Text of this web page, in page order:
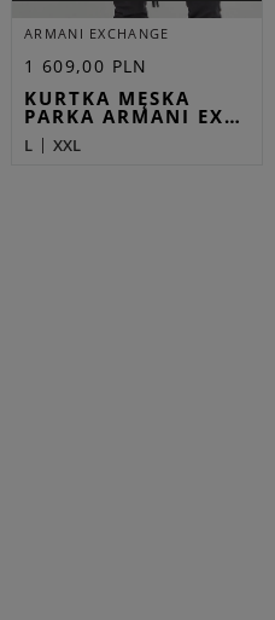
ARMANI EXCHANGE
1 609,00 PLN
KURTKA MĘSKA
PARKA ARMANI EX…
L XXL